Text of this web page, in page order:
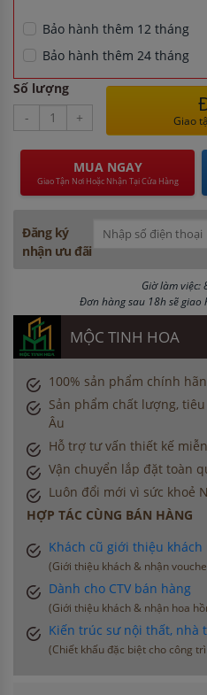
Bảo hành thêm 12 tháng
Bảo hành thêm 24 tháng
Số lượng
-
+ Giao
MUA NGAY
Giao Tận Nơi Hoặc Nhận Tại Cửa Hàng
Đăng ký
nhận ưu đãi
Giờ làm việc:
Đơn hàng sau 18h sẽ giao
MỘC TINH HOA
100% sản phẩm chính
Sản phẩm chất lượng,
Âu
Hỗ trợ tư vấn thiết kế
Vận chuyển lắp đặt toàn
Luôn đổi mới vì sức khoẻ
HỢP TÁC CÙNG BÁN HÀNG
Khách cũ giới thiệu khách
(Giới thiệu khách & nhận
Dành cho CTV bán hàng
(Giới thiệu khách & nhận hoa
Kiến trúc sư nội thất, nhà
(Chiết khấu đặc biệt cho công